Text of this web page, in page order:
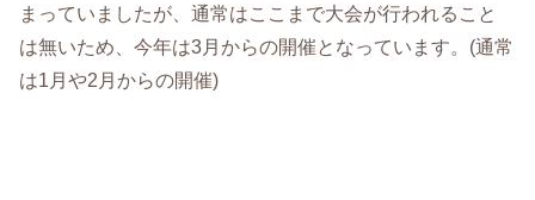
まっていましたが、通常はここまで大会が行われること
は無いため、今年は3月からの開催となっています。(通常
は1月や2月からの開催)